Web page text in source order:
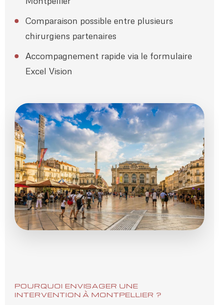
Comparaison possible entre plusieurs
chirurgiens partenaires
Accompagnement rapide via le formulaire
Excel Vision
POURQUOI ENVISAGER UNE
INTERVENTION À MONTPELLIER ?